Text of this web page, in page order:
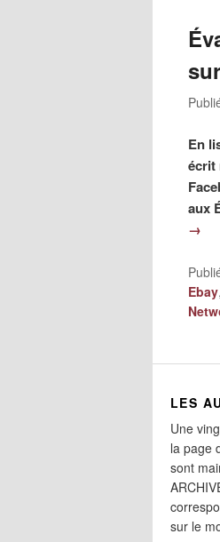
En
écrit
aux
→
Ebay,
LES
Une
la page
sont
sur le